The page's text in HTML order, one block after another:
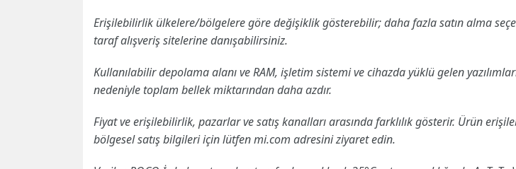
Erişilebilirlik ülkelere/bölgelere göre değişiklik gösterebilir; daha fazla satın alma
taraf alışveriş sitelerine danışabilirsiniz.
Kullanılabilir depolama alanı ve RAM, işletim sistemi ve cihazda yüklü gelen
nedeniyle toplam bellek miktarından daha azdır.
Fiyat ve erişilebilirlik, pazarlar ve satış kanalları arasında farklılık gösterir. Ürün
bölgesel satış bilgileri için lütfen mi.com adresini ziyaret edin.